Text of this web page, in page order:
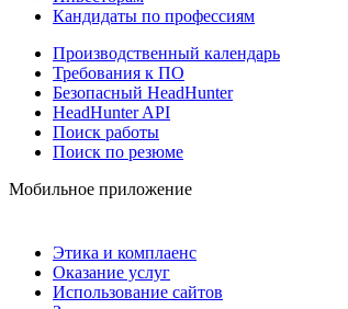
Кандидаты по профессиям
Производственный календарь
Требования к ПО
Безопасный HeadHunter
HeadHunter API
Поиск работы
Поиск по резюме
Мобильное приложение
Этика и комплаенс
Оказание услуг
Использование сайтов